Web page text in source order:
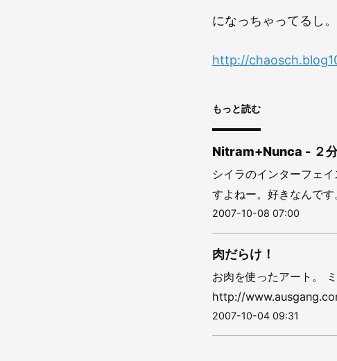
になっちゃってるし
http://
もっと読む
Nitram+Nunca - ２
シイラのインターフェ
すよねー。好きなんで
2007-10-08 07:00
肉だらけ！
お肉を使ったアート。
http://
2007-10-04 09:31